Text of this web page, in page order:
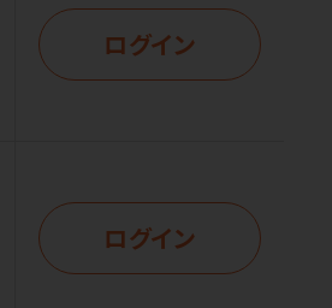
ログイン
ログイン